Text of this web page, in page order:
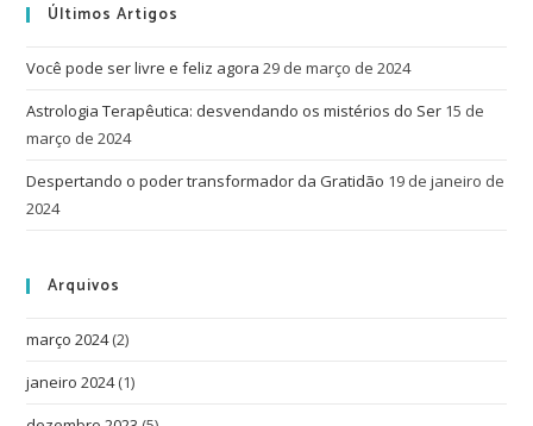
Últimos Artigos
Você pode ser livre e feliz agora 29 de março de 2024
Astrologia Terapêutica: desvendando os mistérios do Ser 15 de
março de 2024
Despertando o poder transformador da Gratidão 19 de janeiro de
2024
Arquivos
março 2024(2)
janeiro 2024(1)